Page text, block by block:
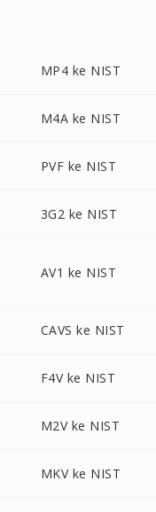
MP4 ke NIST
M4A ke NIST
PVF ke NIST
3G2 ke NIST
AV1 ke NIST
CAVS ke NIST
F4V ke NIST
M2V ke NIST
MKV ke NIST